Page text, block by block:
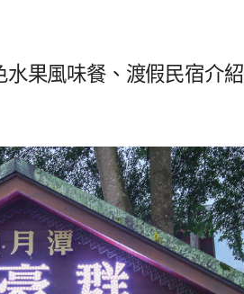
水果風味餐、渡假民宿介紹